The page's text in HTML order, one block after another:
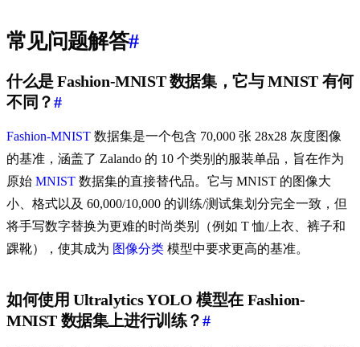
常见问题解答#
什么是 Fashion-MNIST 数据集，它与 MNIST 有何
不同？#
Fashion-MNIST 数据集是一个包含 70,000 张 28x28 灰度图像
的基准，涵盖了 Zalando 的 10 个类别的服装单品，旨在作为
原始 MNIST 数据集的直接替代品。它与 MNIST 的图像大
小、格式以及 60,000/10,000 的训练/测试集划分完全一致，但
将手写数字替换为更难的时尚类别（例如 T 恤/上衣、裤子和
踝靴），使其成为 图像分类 模型中要求更高的基准。
如何使用 Ultralytics YOLO 模型在 Fashion-
MNIST 数据集上进行训练？#